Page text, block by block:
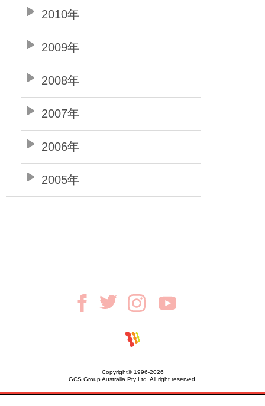
2010年
2009年
2008年
2007年
2006年
2005年
Copyright© 1996-2026
GCS Group Australia Pty Ltd. All right reserved.